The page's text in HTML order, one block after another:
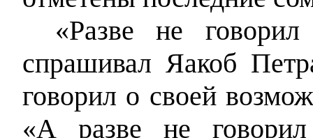
«Разве не
спрашивал Яакоб
говорил о своей
«А разве не